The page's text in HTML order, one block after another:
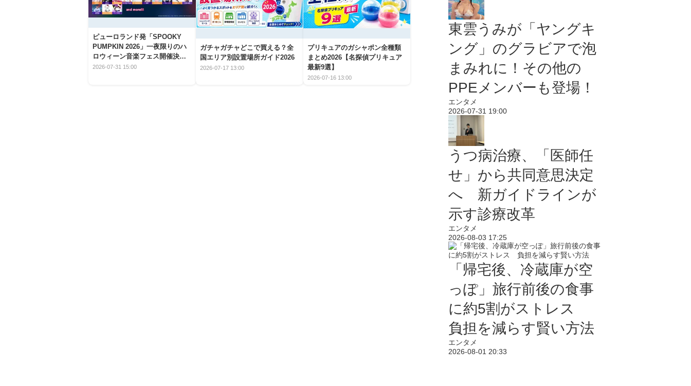
ピューロランド発「SPOOKY
PUMPKIN 2026」一夜限りのハ
ロウィーン音楽フェス開催決
定！
2026-07-31 15:00
ガチャガチャどこで買える？全
国エリア別設置場所ガイド2026
2026-07-17 13:00
プリキュアのガシャポン全種類
まとめ2026【名探偵プリキュア
最新9選】
2026-07-16 13:00
東雲うみが「ヤングキ
ング」のグラビアで泡
まみれに！その他の
PPEメンバーも登場！
エンタメ
2026-07-31 19:00
うつ病治療、「医師任
せ」から共同意思決定
へ 新ガイドラインが
示す診療改革
エンタメ
2026-08-03 17:25
「帰宅後、冷蔵庫が空
っぽ」旅行前後の食事
に約5割がストレス
負担を減らす賢い方法
エンタメ
2026-08-01 20:33